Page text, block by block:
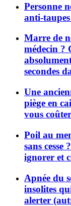
Personne
anti-
Marre de
médecin ?
secondes
Une
piège en
vous
Poil au
sans cesse
ignorer et
Apnée du
insolites
alerter